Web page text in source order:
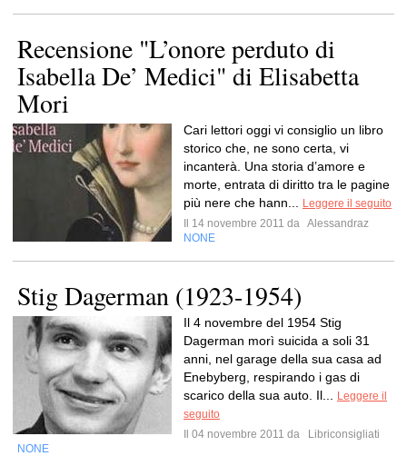
Recensione "L’onore perduto di
Isabella De’ Medici" di Elisabetta
Mori
Cari lettori oggi vi consiglio un libro
storico che, ne sono certa, vi
incanterà. Una storia d’amore e
morte, entrata di diritto tra le pagine
più nere che hann...
Leggere il seguito
Il 14 novembre 2011 da Alessandraz
NONE
Stig Dagerman (1923-1954)
Il 4 novembre del 1954 Stig
Dagerman morì suicida a soli 31
anni, nel garage della sua casa ad
Enebyberg, respirando i gas di
scarico della sua auto. Il...
Leggere il
seguito
Il 04 novembre 2011 da
Libriconsigliati
NONE